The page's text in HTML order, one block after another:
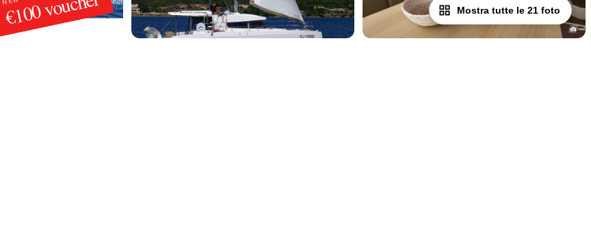
Mostra tutte le 21 foto